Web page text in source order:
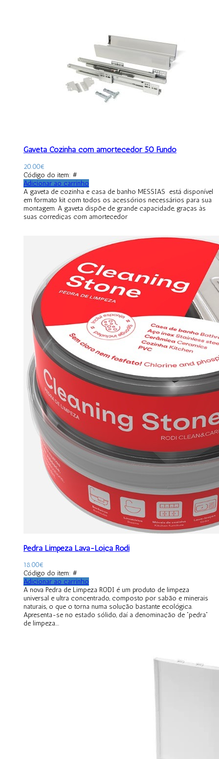
Gaveta Cozinha com amortecedor 50 Fundo
20.00€
Código do item: #
Adicionar ao carrinho
A gaveta de cozinha e casa de banho MESSIAS está disponível
em formato kit com todos os acessórios necessários para sua
montagem. A gaveta dispõe de grande capacidade, graças às
suas corrediças com amortecedor
Pedra Limpeza Lava-Loiça Rodi
18.00€
Código do item: #
Adicionar ao carrinho
A nova Pedra de Limpeza RODI é um produto de limpeza
universal e ultra concentrado, composto por sabão e minerais
naturais, o que o torna numa solução bastante ecológica.
Apresenta-se no estado sólido, daí a denominação de “pedra”
de limpeza....